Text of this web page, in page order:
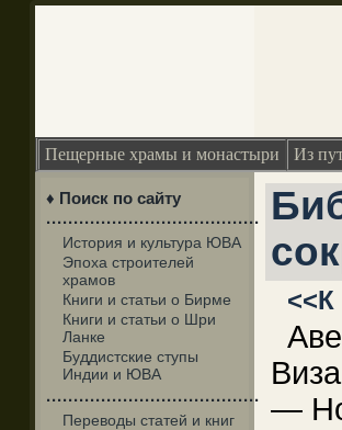
Пещерные храмы и монастыри Из
♦ Поиск по сайту
·······································
История и культура ЮВА
Эпоха строителей
храмов
Книги и статьи о Бирме
Книги и статьи о Шри
Ланке
Буддистские ступы
Индии и ЮВА
·······································
Переводы статей и книг
—